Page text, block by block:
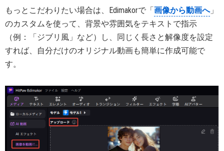
もっとこだわりたい場合は、Edimakorで「 画像から動画へ」
のカスタムを使って、背景や雰囲気をテキストで指示
（例：「ジブリ風」など）し、同じく長さと解像度を設定
すれば、自分だけのオリジナル動画も簡単に作成可能で
す。